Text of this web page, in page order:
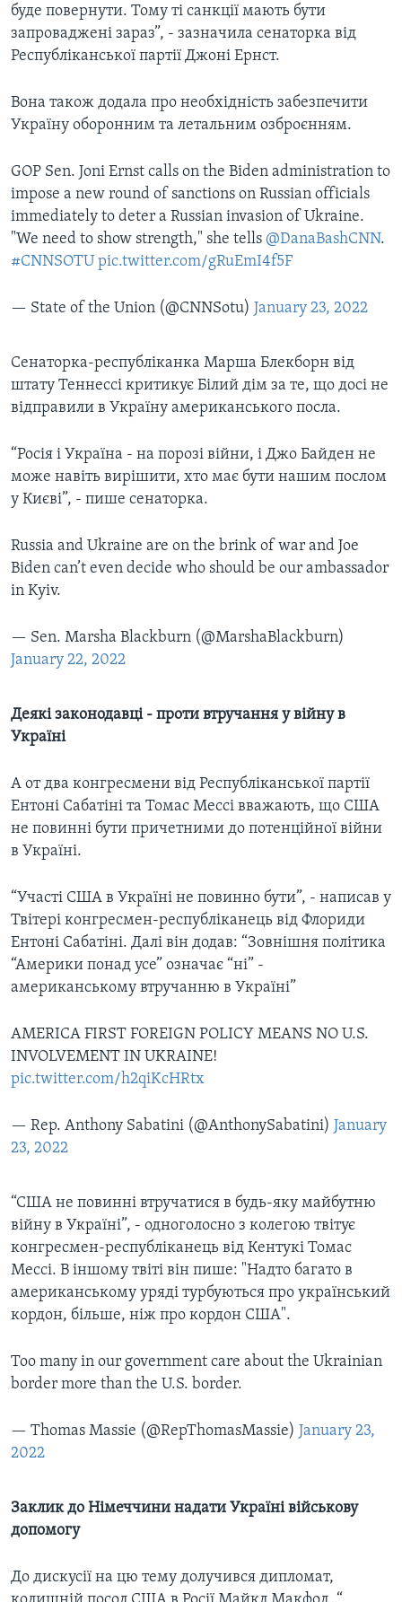
буде повернути. Тому ті санкції мають бути
запроваджені зараз”, - зазначила сенаторка від
Республіканської партії Джоні Ернст.
Вона також додала про необхідність забезпечити
Україну оборонним та летальним озброєнням.
GOP Sen. Joni Ernst calls on the Biden administration to
impose a new round of sanctions on Russian officials
immediately to deter a Russian invasion of Ukraine.
"We need to show strength," she tells @DanaBashCNN.
#CNNSOTU pic.twitter.com/gRuEmI4f5F
— State of the Union (@CNNSotu) January 23, 2022
Сенаторка-республіканка Марша Блекборн від
штату Теннессі критикує Білий дім за те, що досі не
відправили в Україну американського посла.
“Росія і Україна - на порозі війни, і Джо Байден не
може навіть вирішити, хто має бути нашим послом
у Києві”, - пише сенаторка.
Russia and Ukraine are on the brink of war and Joe
Biden can’t even decide who should be our ambassador
in Kyiv.
— Sen. Marsha Blackburn (@MarshaBlackburn)
January 22, 2022
Деякі законодавці - проти втручання у війну в
Україні
А от два конгресмени від Республіканської партії
Ентоні Сабатіні та Томас Мессі вважають, що США
не повинні бути причетними до потенційної війни
в Україні.
“Участі США в Україні не повинно бути”, - написав у
Твітері конгресмен-республіканець від Флориди
Ентоні Сабатіні. Далі він додав: “Зовнішня політика
“Америки понад усе” означає “ні” -
американському втручанню в Україні”
AMERICA FIRST FOREIGN POLICY MEANS NO U.S.
INVOLVEMENT IN UKRAINE!
pic.twitter.com/h2qiKcHRtx
— Rep. Anthony Sabatini (@AnthonySabatini) January
23, 2022
“США не повинні втручатися в будь-яку майбутню
війну в Україні”, - одноголосно з колегою твітує
конгресмен-республіканець від Кентукі Томас
Мессі. В іншому твіті він пише: "Надто багато в
американському уряді турбуються про український
кордон, більше, ніж про кордон США".
Too many in our government care about the Ukrainian
border more than the U.S. border.
— Thomas Massie (@RepThomasMassie) January 23,
2022
Заклик до Німеччини надати Україні військову
допомогу
До дискусії на цю тему долучився дипломат,